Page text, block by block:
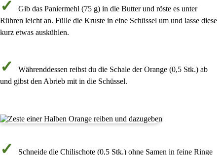
Gib das Paniermehl (75 g) in die Butter und röste es unter
Rühren leicht an. Fülle die Kruste in eine Schüssel um und lasse diese
kurz etwas auskühlen.
Währenddessen reibst du die Schale der Orange (0,5 Stk.) ab
und gibst den Abrieb mit in die Schüssel.
Schneide die Chilischote (0,5 Stk.) ohne Samen in feine Ringe